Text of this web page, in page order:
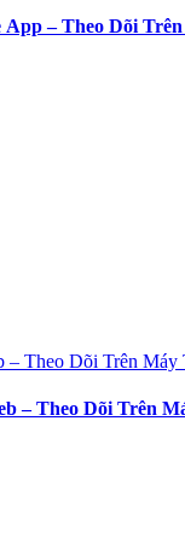
– Theo Dõi
– Theo Dõi Trên